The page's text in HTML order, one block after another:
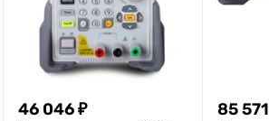
46 046₽ 85 571